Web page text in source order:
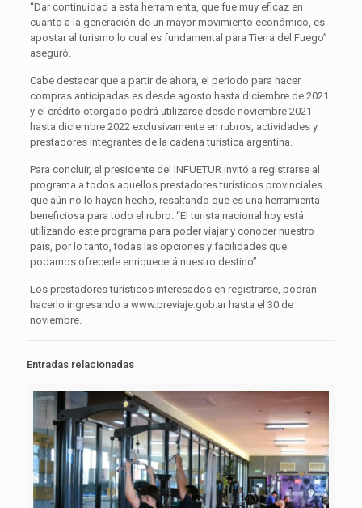
“Dar continuidad a esta herramienta, que fue muy eficaz en
cuanto a la generación de un mayor movimiento económico, es
apostar al turismo lo cual es fundamental para Tierra del Fuego”
aseguró.
Cabe destacar que a partir de ahora, el período para hacer
compras anticipadas es desde agosto hasta diciembre de 2021
y el crédito otorgado podrá utilizarse desde noviembre 2021
hasta diciembre 2022 exclusivamente en rubros, actividades y
prestadores integrantes de la cadena turística argentina.
Para concluir, el presidente del INFUETUR invitó a registrarse al
programa a todos aquellos prestadores turísticos provinciales
que aún no lo hayan hecho, resaltando que es una herramienta
beneficiosa para todo el rubro. “El turista nacional hoy está
utilizando este programa para poder viajar y conocer nuestro
país, por lo tanto, todas las opciones y facilidades que
podamos ofrecerle enriquecerá nuestro destino”.
Los prestadores turísticos interesados en registrarse, podrán
hacerlo ingresando a www.previaje.gob.ar hasta el 30 de
noviembre.
Entradas relacionadas